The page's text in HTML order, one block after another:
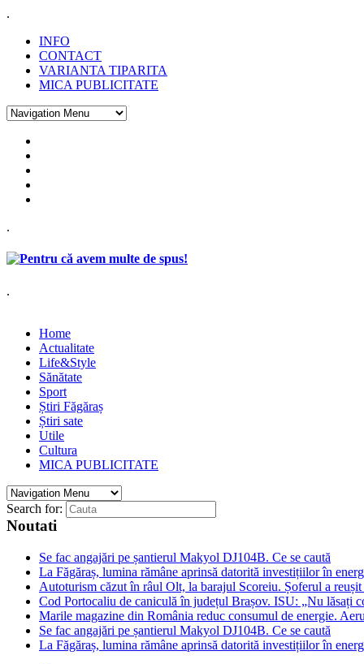
.
INFO
CONTACT
VARIANTA TIPARITA
MICA PUBLICITATE
.
.
Home
Actualitate
Life&Style
Sănătate
Sport
Știri Făgăraș
Știri sate
Utile
Cultura
MICA PUBLICITATE
Search for:
Noutati
Se fac angajări pe șantierul Makyol DJ104B. Ce se caută
La Făgăraș, lumina rămâne aprinsă datorită investițiilor în
Autoturism căzut în râul Olt, la barajul Scoreiu. Șoferul a reușit
Cod Portocaliu de caniculă în județul Brașov. ISU: „Nu lăsați
Marile magazine din România reduc consumul de energie.
Se fac angajări pe șantierul Makyol DJ104B. Ce se caută
La Făgăraș, lumina rămâne aprinsă datorită investițiilor în